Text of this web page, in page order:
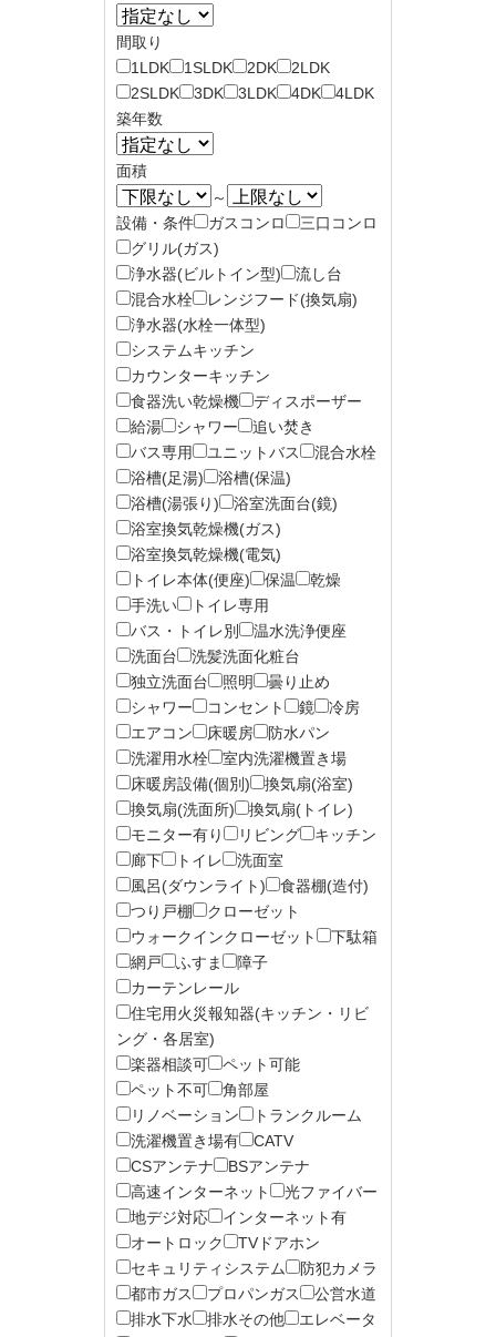
間取り
1LDK
1SLDK 2DK
2LDK
2SLDK
3DK 3LDK 4DK
4LDK
築年数
面積
～
設備・条件
ガスコンロ
三口コンロ
グリル(ガス)
浄水器(ビルトイン型)
流し台
混合水栓
レンジフード(換気扇)
浄水器(水栓一体型)
システムキッチン
カウンターキッチン
食器洗い乾燥機
ディスポーザー
給湯
シャワー
追い焚き
バス専用
ユニットバス
混合水栓
浴槽(足湯)
浴槽(保温)
浴槽(湯張り)
浴室洗面台(鏡)
浴室換気乾燥機(ガス)
浴室換気乾燥機(電気)
トイレ本体(便座)
保温
乾燥
手洗い
トイレ専用
バス・トイレ別
温水洗浄便座
洗面台
洗髪洗面化粧台
独立洗面台
照明
曇り止め
シャワー
コンセント 鏡
冷房
エアコン
床暖房
防水パン
洗濯用水栓
室内洗濯機置き場
床暖房設備(個別)
換気扇(浴室)
換気扇(洗面所)
換気扇(トイレ)
モニター有り
リビング
キッチン
廊下
トイレ
洗面室
風呂(ダウンライト)
食器棚(造付)
つり戸棚
クローゼット
ウォークインクローゼット
下駄箱
網戸
ふすま
障子
カーテンレール
住宅用火災報知器(キッチン・リビ
ング・各居室)
楽器相談可
ペット可能
ペット不可
角部屋
リノベーション
トランクルーム
洗濯機置き場有
CATV
CSアンテナ
BSアンテナ
高速インターネット
光ファイバー
地デジ対応
インターネット有
オートロック
TVドアホン
セキュリティシステム
防犯カメラ
都市ガス
プロパンガス
公営水道
排水下水
排水その他
エレベータ